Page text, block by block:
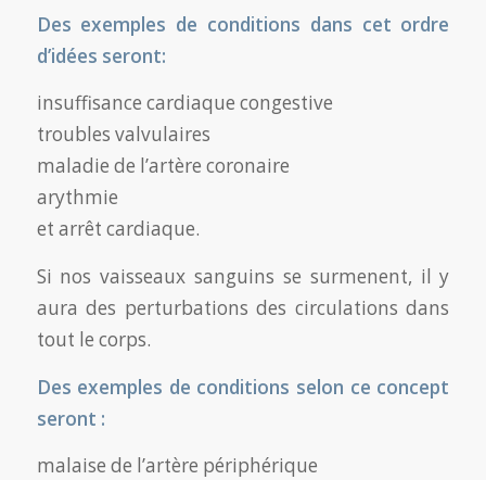
Des exemples de conditions dans cet ordre
d’idées seront:
insuffisance cardiaque congestive
troubles valvulaires
maladie de l’artère coronaire
arythmie
et arrêt cardiaque.
Si nos vaisseaux sanguins se surmenent, il y
aura des perturbations des circulations dans
tout le corps.
Des exemples de conditions selon ce concept
seront :
malaise de l’artère périphérique